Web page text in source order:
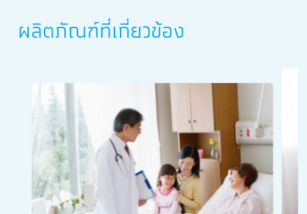
ผลิตภัณฑ์ที่เกี่ยวข้อง